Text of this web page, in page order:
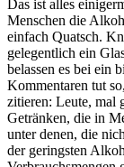
Das ist alles
Menschen die
einfach Quatsch.
gelegentlich ein
belassen es bei ein
Kommentaren tut
zitieren: Leute, mal
Getränken, die in
unter denen, die
der geringsten